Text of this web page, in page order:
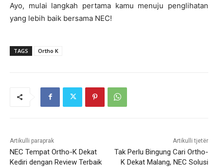
Ayo, mulai langkah pertama kamu menuju penglihatan
yang lebih baik bersama NEC!
TAGS Ortho K
Artikulli paraprak
NEC Tempat Ortho-K Dekat
Kediri dengan Review Terbaik
Artikulli tjetër
Tak Perlu Bingung Cari Ortho-
K Dekat Malang, NEC Solusi